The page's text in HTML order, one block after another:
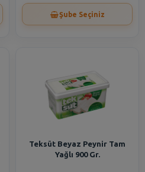
Şube Seçiniz
Teksüt Beyaz Peynir Tam
Yağlı 900 Gr.